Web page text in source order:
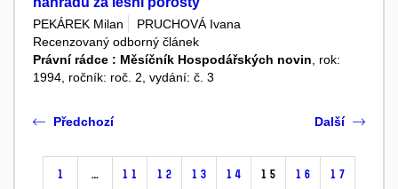
PEKÁREK Milan
PRUCHOVÁ Ivana
Recenzovaný odborný článek
Právní rádce : Měsíčník Hospodářských novin , rok:
1994, ročník: roč. 2, vydání: č. 3
Předchozí
1 … 11 12 13 14 15 16 17
Další